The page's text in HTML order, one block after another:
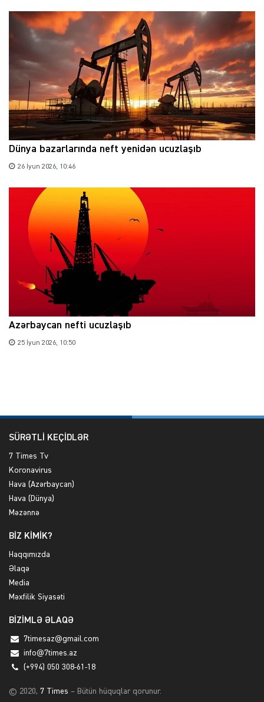
Dünya bazarlarında neft yenidən ucuzlaşıb
26 İyun 2026, 10:46
Azərbaycan nefti ucuzlaşıb
25 İyun 2026, 10:50
SÜRƏTLİ KEÇİDLƏR
7 Times Tv
Koronavirus
Hava (Azərbaycan)
Hava (Dünya)
Məzənnə
BİZ KİMİK?
Haqqımızda
Əlaqə
Media
Məxfilik Siyasəti
BİZİMLƏ ƏLAQƏ
7timesaz@gmail.com
info@7times.az
(+994) 050 308-61-18
© 2020, 7 Times – Bütün hüquqlar qorunur.